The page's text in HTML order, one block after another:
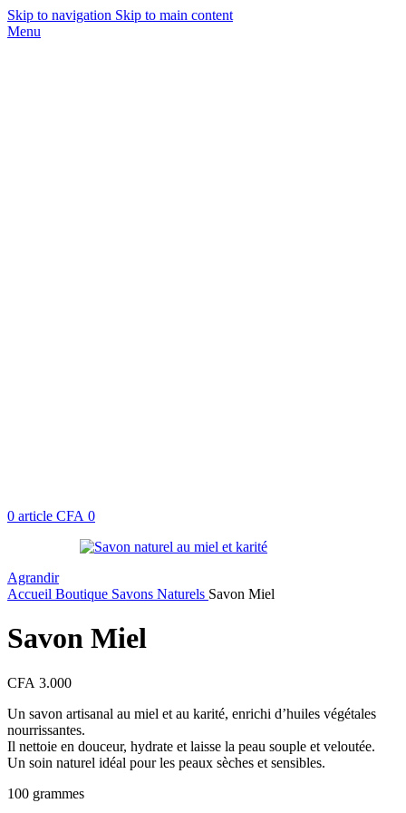
Skip to navigation Skip to main content
Menu
0 article CFA 0
Agrandir
Accueil Boutique Savons Naturels Savon Miel
Savon Miel
CFA 3.000
Un savon artisanal au miel et au karité, enrichi d’huiles végétales
nourrissantes.
Il nettoie en douceur, hydrate et laisse la peau souple et veloutée.
Un soin naturel idéal pour les peaux sèches et sensibles.
100 grammes